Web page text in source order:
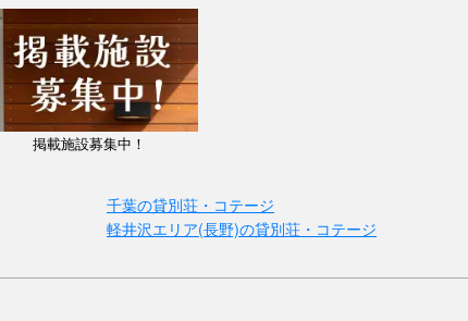
掲載施設募集中！
千葉の貸別荘・コテージ
軽井沢エリア(長野)の貸別荘・コテージ